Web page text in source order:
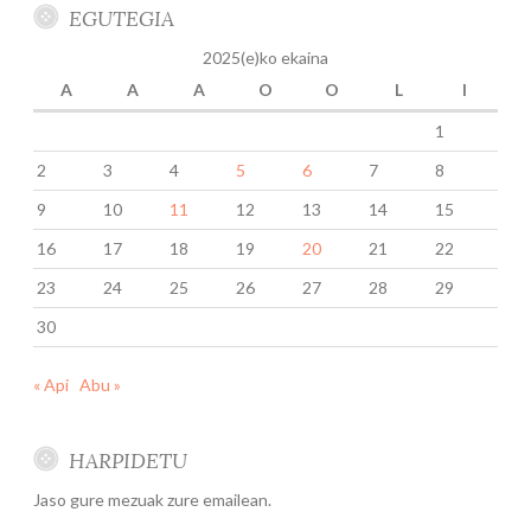
EGUTEGIA
2025(e)ko ekaina
A
A A O O L I
1
2
3 4 5 6 7
8
9
10 11 12 13 14
15
16
17 18 19 20 21
22
23
24 25 26 27 28
29
30
« Api Abu »
HARPIDETU
Jaso gure mezuak zure emailean.